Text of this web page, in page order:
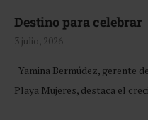
Destino para celebrar
3 julio, 2026
Yamina Bermúdez, gerente
Playa Mujeres, destaca el